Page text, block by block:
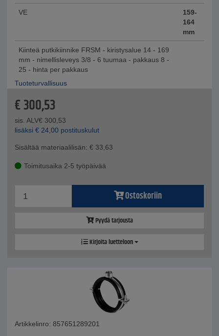
VE
159-
164
mm
Kiinteä putkikiinnike FRSM - kiristysalue 14 - 169
mm - nimellisleveys 3/8 - 6 tuumaa - pakkaus 8 -
25 - hinta per pakkaus
Tuoteturvallisuus
€300,53
sis. ALV€ 300,53
lisäksi € 24,00 postituskulut
Sisältää materiaalilisän: € 33,63
Toimitusaika 2-5 työpäivää
Ostoskoriin
Pyydä tarjousta
Kirjoita luetteloon
Artikkelinro: 857651289201